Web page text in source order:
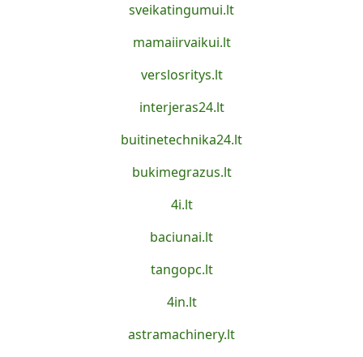
sveikatingumui.lt
mamaiirvaikui.lt
verslosritys.lt
interjeras24.lt
buitinetechnika24.lt
bukimegrazus.lt
4i.lt
baciunai.lt
tangopc.lt
4in.lt
astramachinery.lt